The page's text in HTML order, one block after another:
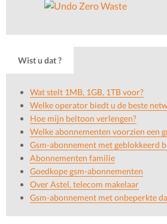
Wist u dat ?
Wat stelt 1MB, 1GB, 1TB voor?
Welke operator biedt u de beste
Hoe mijn beltoon verlengen?
Welke abonnementen voorzien een
Gsm-abonnement met geblokkeerd
Abonnementen familie
Goedkope gsm-abonnementen
Over Astel, telecom makelaar
Gsm-abonnement met onbeperkte